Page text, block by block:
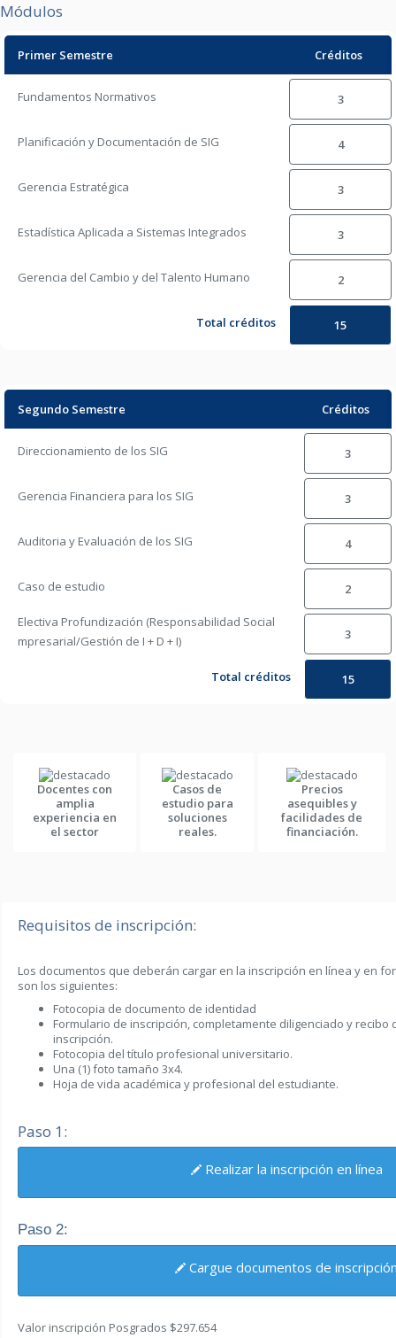
Módulos
Primer Semestre Créditos
Fundamentos Normativos 3
Planificación y Documentación de SIG 4
Gerencia Estratégica 3
Estadística Aplicada a Sistemas Integrados 3
Gerencia del Cambio y del Talento Humano 2
Total créditos 15
Segundo Semestre Créditos
Direccionamiento de los SIG 3
Gerencia Financiera para los SIG 3
Auditoria y Evaluación de los SIG 4
Caso de estudio 2
Electiva Profundización (Responsabilidad Social
mpresarial/Gestión de I + D + I)
3
Total créditos 15
Docentes con
amplia
experiencia en
el sector
Casos de
estudio para
soluciones
reales.
Precios
asequibles y
facilidades de
financiación.
Requisitos de inscripción:
Los documentos que deberán cargar en la inscripción en línea y en
son los siguientes:
Fotocopia de documento de identidad
Formulario de inscripción, completamente diligenciado y recibo
inscripción.
Fotocopia del título profesional universitario.
Una (1) foto tamaño 3x4.
Hoja de vida académica y profesional del estudiante.
Paso 1:
Realizar la inscripción en línea
Paso 2:
Cargue documentos de
Valor inscripción Posgrados $297.654